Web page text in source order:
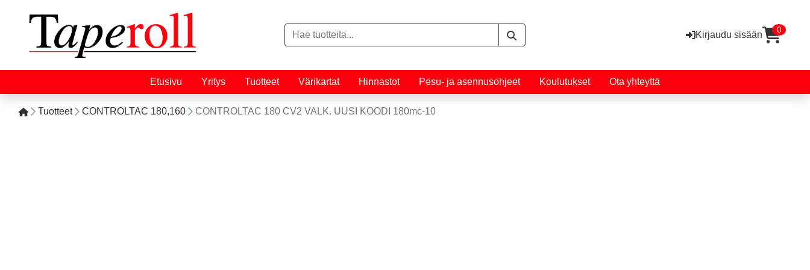
Kirjaudu sisään 0
Etusivu Yritys Tuotteet Värikartat Hinnastot Pesu- ja asennusohjeet Koulutukset Ota yhteyttä
Tuotteet CONTROLTAC 180,160 CONTROLTAC 180 CV2 VALK. UUSI KOODI 180mc-10